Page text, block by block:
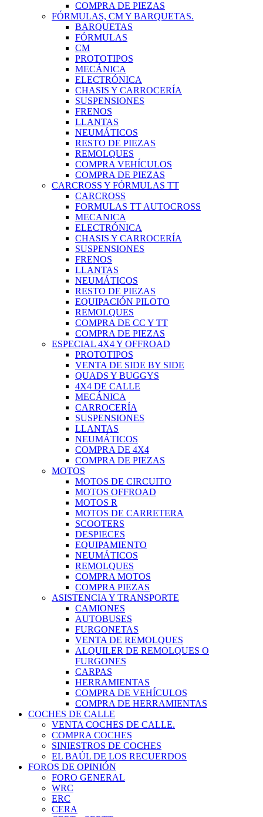
COMPRA DE PIEZAS
FÓRMULAS, CM Y BARQUETAS.
BARQUETAS
FÓRMULAS
CM
PROTOTIPOS
MECÁNICA
ELECTRÓNICA
CHASIS Y CARROCERÍA
SUSPENSIONES
FRENOS
LLANTAS
NEUMÁTICOS
RESTO DE PIEZAS
REMOLQUES
COMPRA VEHÍCULOS
COMPRA DE PIEZAS
CARCROSS Y FÓRMULAS TT
CARCROSS
FORMULAS TT AUTOCROSS
MECANICA
ELECTRÓNICA
CHASIS Y CARROCERÍA
SUSPENSIONES
FRENOS
LLANTAS
NEUMÁTICOS
RESTO DE PIEZAS
EQUIPACIÓN PILOTO
REMOLQUES
COMPRA DE CC Y TT
COMPRA DE PIEZAS
ESPECIAL 4X4 Y OFFROAD
PROTOTIPOS
VENTA DE SIDE BY SIDE
QUADS Y BUGGYS
4X4 DE CALLE
MECÁNICA
CARROCERÍA
SUSPENSIONES
LLANTAS
NEUMÁTICOS
COMPRA DE 4X4
COMPRA DE PIEZAS
MOTOS
MOTOS DE CIRCUITO
MOTOS OFFROAD
MOTOS R
MOTOS DE CARRETERA
SCOOTERS
DESPIECES
EQUIPAMIENTO
NEUMÁTICOS
REMOLQUES
COMPRA MOTOS
COMPRA PIEZAS
ASISTENCIA Y TRANSPORTE
CAMIONES
AUTOBUSES
FURGONETAS
VENTA DE REMOLQUES
ALQUILER DE REMOLQUES O
FURGONES
CARPAS
HERRAMIENTAS
COMPRA DE VEHÍCULOS
COMPRA DE HERRAMIENTAS
COCHES DE CALLE
VENTA COCHES DE CALLE.
COMPRA COCHES
SINIESTROS DE COCHES
EL BAÚL DE LOS RECUERDOS
FOROS DE OPINIÓN
FORO GENERAL
WRC
ERC
CERA